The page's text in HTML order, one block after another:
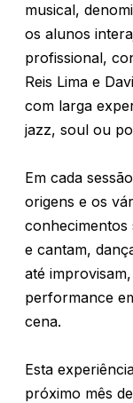
musical,
os alunos
profissional,
Reis Lima e
com larga
jazz, soul ou
Em cada
origens e os
conhecimentos
e cantam,
até
performance
cena.
Esta
próximo mês